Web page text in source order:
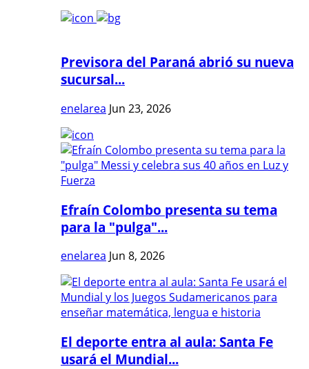
Previsora del Paraná abrió su nueva
sucursal...
enelarea Jun 23, 2026
Efraín Colombo presenta su tema
para la "pulga"...
enelarea Jun 8, 2026
El deporte entra al aula: Santa Fe
usará el Mundial...